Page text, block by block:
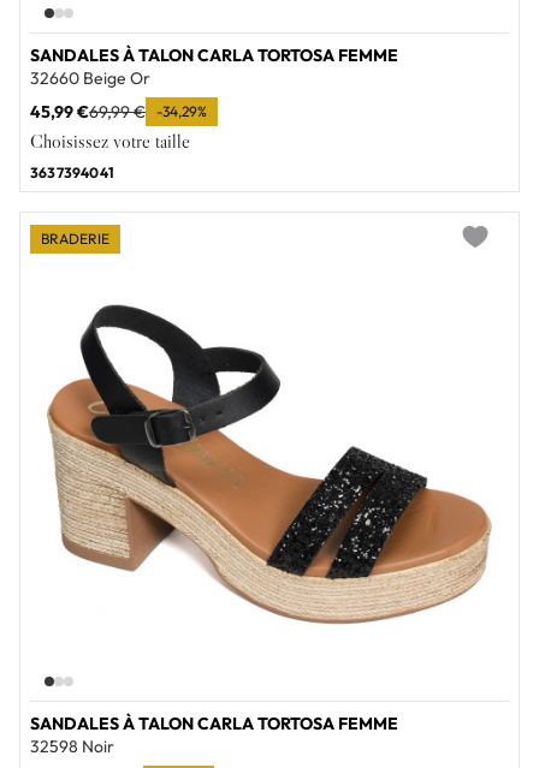
SANDALES À TALON CARLA TORTOSA FEMME
32660 Beige Or
45,99 €69,99 € -34,29%
Choisissez votre taille
3637394041
SANDALES À TALON CARLA TORTOSA FEMME
32598 Noir
BRADERIE